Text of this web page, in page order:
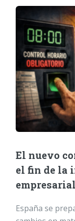
El nuevo
el fin de la
empresarial
España se